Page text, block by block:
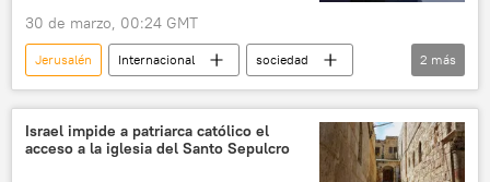
30 de marzo, 00:24 GMT
Jerusalén Internacional
sociedad
religión
Benjamín Netanyahu
2 más
Israel impide a patriarca católico el
acceso a la iglesia del Santo Sepulcro